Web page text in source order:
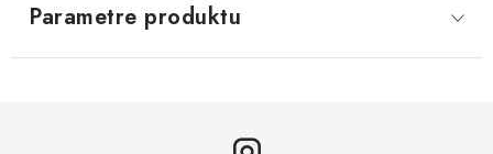
Parametre produktu